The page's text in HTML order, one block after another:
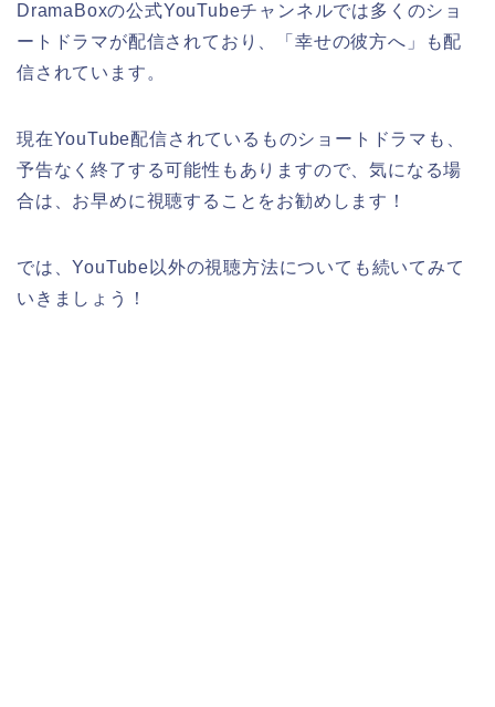
DramaBoxの公式YouTubeチャンネルでは多くのショ
ートドラマが配信されており、「幸せの彼方へ」も配
信されています。
現在YouTube配信されているものショートドラマも、
予告なく終了する可能性もありますので、気になる場
合は、お早めに視聴することをお勧めします！
では、YouTube以外の視聴方法についても続いてみて
いきましょう！